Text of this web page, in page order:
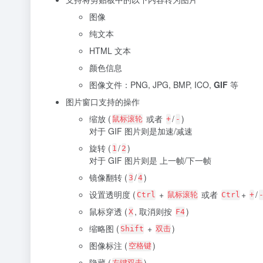
图像
纯文本
HTML 文本
颜色信息
图像文件：PNG, JPG, BMP, ICO, GIF 等
图片窗口支持的操作
缩放 ( 鼠标滚轮 或者 +/ - )
对于 GIF 图片则是加速/减速
旋转 ( 1 / 2 )
对于 GIF 图片则是 上一帧/下一帧
镜像翻转 ( 3 /4)
设置透明度 ( Ctrl + 鼠标滚轮 或者 Ctrl + +/ -
鼠标穿透 ( X , 取消则按 F4)
缩略图 ( Shift + 双击)
图像标注 ( 空格键)